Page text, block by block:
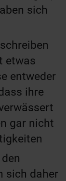
sich
etwas
entweder
ihre
gar nicht
sich daher